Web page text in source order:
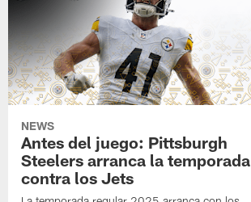
NEWS
Antes del juego: Pittsburgh
Steelers arranca la temporada
contra los Jets